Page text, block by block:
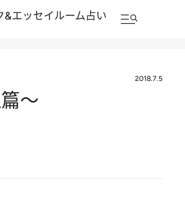
&エッセイルーム占い
2018.7.5
～